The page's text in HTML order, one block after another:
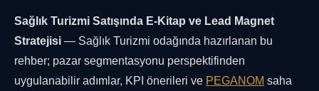
Sağlık Turizmi Satışında E-Kitap ve Lead Magnet
Stratejisi — Sağlık Turizmi odağında hazırlanan bu
rehber; pazar segmentasyonu perspektifinden
uygulanabilir adımlar, KPI önerileri ve PEGANOM saha